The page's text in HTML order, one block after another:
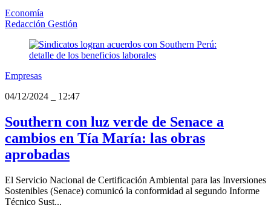
Economía
Redacción Gestión
Empresas
04/12/2024
12:47
Southern con luz verde de Senace a
cambios en Tía María: las obras
aprobadas
El Servicio Nacional de Certificación Ambiental para las Inversiones
Sostenibles (Senace) comunicó la conformidad al segundo Informe
Técnico Sust...